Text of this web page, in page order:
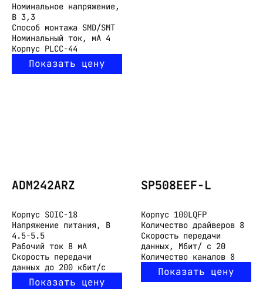
Номинальное напряжение,
В 3,3
Способ монтажа SMD/SMT
Номинальный ток, мА 4
Корпус PLCC-44
Показать цену
ADM242ARZ
Корпус SOIC-18
Напряжение питания, В
4.5-5.5
Рабочий ток 8 мА
Скорость передачи
данных до 200 кбит/с
Показать цену
SP508EEF-L
Корпус 100LQFP
Количество драйверов 8
Скорость передачи
данных, Мбит/ с 20
Количество каналов 8
Показать цену